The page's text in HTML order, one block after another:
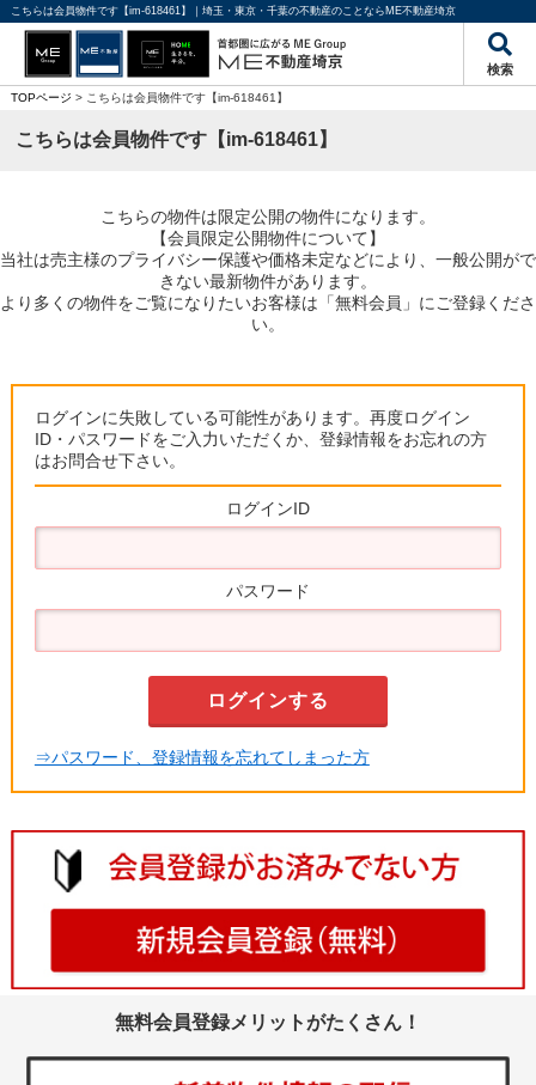
こちらは会員物件です【im-618461】｜埼玉・東京・千葉の不動産のことならME不動産埼京
検索
TOPページ > こちらは会員物件です【im-618461】
こちらは会員物件です【im-618461】
こちらの物件は限定公開の物件になります。
【会員限定公開物件について】
当社は売主様のプライバシー保護や価格未定などにより、一般公開がで
きない最新物件があります。
より多くの物件をご覧になりたいお客様は「無料会員」にご登録くださ
い。
ログインに失敗している可能性があります。再度ログイン
ID・パスワードをご入力いただくか、登録情報をお忘れの方
はお問合せ下さい。
ログインID
パスワード
⇒パスワード、登録情報を忘れてしまった方
無料会員登録メリットがたくさん！